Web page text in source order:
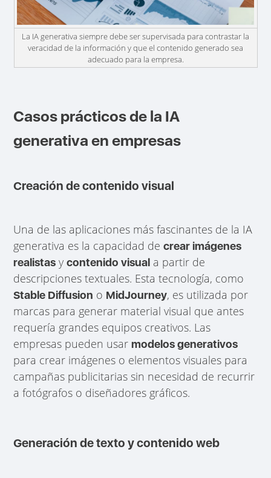
La IA generativa siempre debe ser supervisada para contrastar la
veracidad de la información y que el contenido generado sea
adecuado para la empresa.
Casos prácticos de la IA
generativa en empresas
Creación de contenido visual
Una de las aplicaciones más fascinantes de la IA
generativa es la capacidad decrear imágenes
realistas ycontenido visual a partir de
descripciones textuales. Esta tecnología, como
Stable Diffusion o MidJourney, es utilizada por
marcas para generar material visual que antes
requería grandes equipos creativos. Las
empresas pueden usarmodelos generativos
para crear imágenes o elementos visuales para
campañas publicitarias sin necesidad de recurrir
a fotógrafos o diseñadores gráficos.
Generación de texto y contenido web